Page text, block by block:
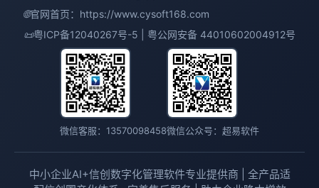
🌐官网首页： https://www.cysoft168.com
📜粤ICP备12040267号-5 | 粤公网安备 44010602004912号
微信客服：13570098458微信公众号：超易软件
中小企业AI+信创数字化管理软件专业提供商 | 全产品适